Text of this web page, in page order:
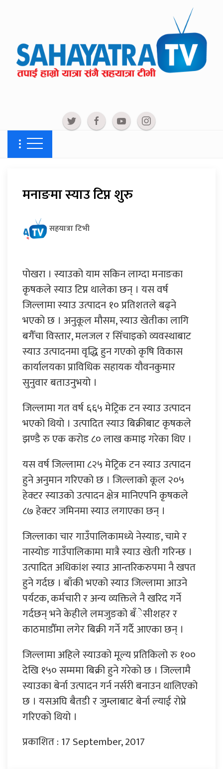
मनाङमा स्याउ टिप्न शुरु
सहयात्रा टिभी
पोखरा । स्याउको याम सकिन लाग्दा मनाङका
कृषकले स्याउ टिप्न थालेका छन् । यस वर्ष
जिल्लामा स्याउ उत्पादन १० प्रतिशतले बढ्ने
भएको छ । अनुकूल मौसम, स्याउ खेतीका लागि
बगैँचा विस्तार, मलजल र सिँचाइको व्यवस्थाबाट
स्याउ उत्पादनमा वृद्धि हुन गएको कृषि विकास
कार्यालयका प्राविधिक सहायक यौवनकुमार
सुनुवार बताउनुभयो ।
जिल्लामा गत वर्ष ६६५ मेट्रिक टन स्याउ उत्पादन
भएको थियो । उत्पादित स्याउ बिक्रीबाट कृषकले
झण्डै रु एक करोड ८० लाख कमाइ गरेका थिए ।
यस वर्ष जिल्लामा ८२५ मेट्रिक टन स्याउ उत्पादन
हुने अनुमान गरिएको छ । जिल्लाको कूल २०५
हेक्टर स्याउको उत्पादन क्षेत्र मानिएपनि कृषकले
८७ हेक्टर जमिनमा स्याउ लगाएका छन् ।
जिल्लाका चार गाउँपालिकामध्ये नेस्याङ, चामे र
नास्योङ गाउँपालिकामा मात्रै स्याउ खेती गरिन्छ ।
उत्पादित अधिकांश स्याउ आन्तरिकरुपमा नै खपत
हुने गर्दछ । बाँकी भएको स्याउ जिल्लामा आउने
पर्यटक, कर्मचारी र अन्य व्यक्तिले नै खरिद गर्ने
गर्दछन् भने केहीले लमजुङको बँेसीशहर र
काठमाडौँमा लगेर बिक्री गर्ने गर्दै आएका छन् ।
जिल्लामा अहिले स्याउको मूल्य प्रतिकिलो रु १००
देखि १५० सम्ममा बिक्री हुने गरेको छ । जिल्लामै
स्याउका बेर्ना उत्पादन गर्न नर्सरी बनाउन थालिएको
छ । यसअघि बैतडी र जुम्लाबाट बेर्ना ल्याई रोप्ने
गरिएको थियो ।
प्रकाशित : 17 September, 2017